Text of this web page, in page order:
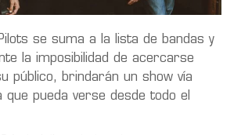
se suma a la lista de bandas y
la imposibilidad de acercarse
público, brindarán un show vía
pueda verse desde todo el